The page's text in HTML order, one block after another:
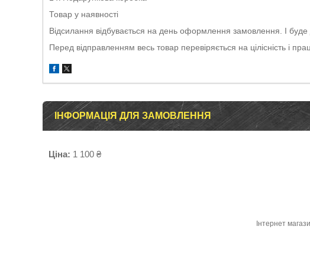
Товар у наявності
Відсилання відбувається на день оформлення замовлення. І буде
Перед відправленням весь товар перевіряється на цілісність і
ІНФОРМАЦІЯ ДЛЯ ЗАМОВЛЕННЯ
Ціна: 1 100 ₴